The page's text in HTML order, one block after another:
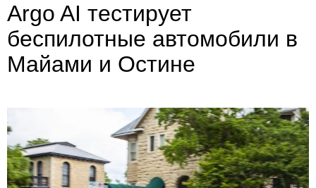
Argo AI тестирует
беспилотные автомобили в
Майами и Остине